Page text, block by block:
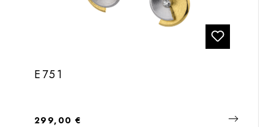
E751
Regulärer Preis:
299,00 €